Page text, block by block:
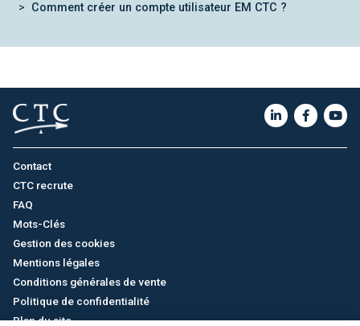
Comment créer un compte utilisateur EM CTC ?
Contact
CTC recrute
FAQ
Mots-Clés
Gestion des cookies
Mentions légales
Conditions générales de vente
Politique de confidentialité
Plan du site